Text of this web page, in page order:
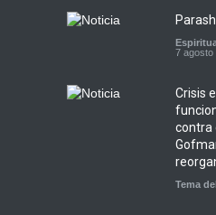
7 agosto
Crisis
contra
Tema